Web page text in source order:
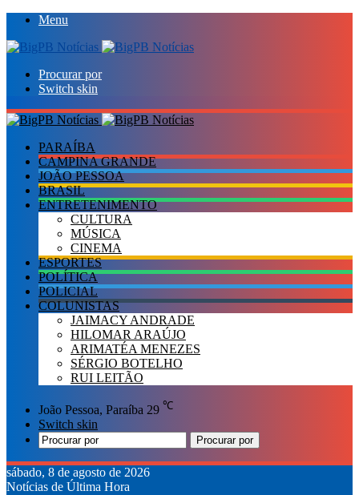
Menu
Procurar por
Switch skin
PARAÍBA
CAMPINA GRANDE
JOÃO PESSOA
BRASIL
ENTRETENIMENTO
CULTURA
MÚSICA
CINEMA
ESPORTES
POLÍTICA
POLICIAL
COLUNISTAS
JAIMACY ANDRADE
HILOMAR ARAÚJO
ARIMATÉA MENEZES
SÉRGIO BOTELHO
RUI LEITÃO
João Pessoa, Paraíba 29 ℃
Switch skin
Procurar por
sábado, 8 de agosto de 2026
Notícias de Última Hora